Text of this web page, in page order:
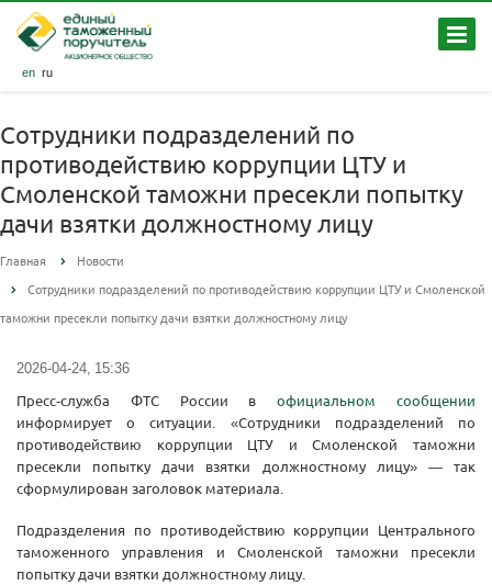
en ru
Сотрудники подразделений по
противодействию коррупции ЦТУ и
Смоленской таможни пресекли попытку
дачи взятки должностному лицу
Главная
Новости
Сотрудники подразделений по противодействию коррупции ЦТУ и Смоленской
таможни пресекли попытку дачи взятки должностному лицу
2026-04-24, 15:36
Пресс-служба ФТС России вофициальном сообщении
информирует о ситуации. «Сотрудники подразделений по
противодействию коррупции ЦТУ и Смоленской таможни
пресекли попытку дачи взятки должностному лицу» — так
сформулирован заголовок материала.
Подразделения по противодействию коррупции Центрального
таможенного управления и Смоленской таможни пресекли
попытку дачи взятки должностному лицу.